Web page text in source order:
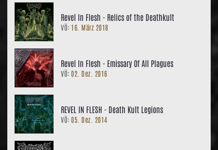
Revel In Flesh - Relics of the Deathkult
VÖ: 16. März 2018
Revel In Flesh - Emissary Of All Plagues
VÖ: 02. Dez. 2016
REVEL IN FLESH - Death Kult Legions
VÖ: 05. Dez. 2014